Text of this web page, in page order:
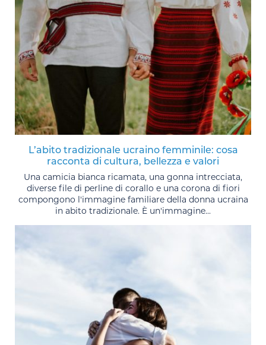
L’abito tradizionale ucraino femminile: cosa
racconta di cultura, bellezza e valori
Una camicia bianca ricamata, una gonna intrecciata,
diverse file di perline di corallo e una corona di fiori
compongono l'immagine familiare della donna ucraina
in abito tradizionale. È un'immagine...